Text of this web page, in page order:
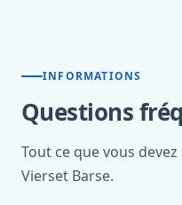
INFORMATIONS
Questions
Tout ce que vous
Vierset Barse.